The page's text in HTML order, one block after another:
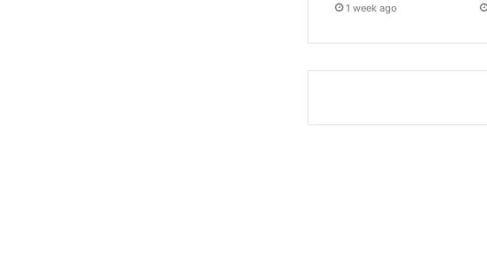
1 week ago